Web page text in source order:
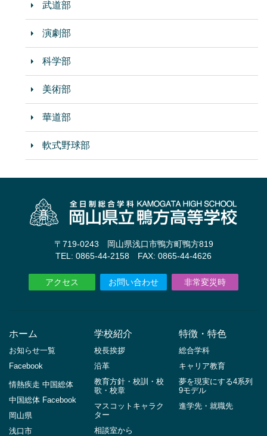
武道部
演劇部
科学部
美術部
華道部
軟式野球部
〒719-0243 岡山県浅口市鴨方町鴨方819
TEL: 0865-44-2158 FAX: 0865-44-4626
アクセス お問い合わせ 非常変災時
ホーム
お知らせ一覧
Facebook
情熱疾走 中国総体
中国総体 Facebook
岡山県
浅口市
学校紹介
校長挨拶
沿革
教育方針・校訓・校
歌・校章
マスコットキャラク
ター
相談室から
特徴・特色
総合学科
キャリア教育
夢を現実にする4系列
9モデル
進学先・就職先